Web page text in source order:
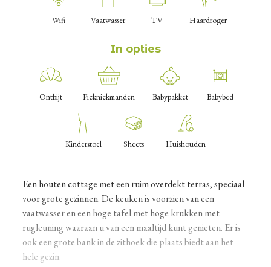
Wifi Vaatwasser TV Haardroger
In opties
Ontbijt Picknickmanden Babypakket Babybed
Kinderstoel Sheets Huishouden
Een houten cottage met een ruim overdekt terras, speciaal
voor grote gezinnen. De keuken is voorzien van een
vaatwasser en een hoge tafel met hoge krukken met
rugleuning waaraan u van een maaltijd kunt genieten. Er is
ook een grote bank in de zithoek die plaats biedt aan het
hele gezin.